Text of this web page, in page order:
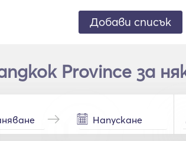
Добави списък
Province за